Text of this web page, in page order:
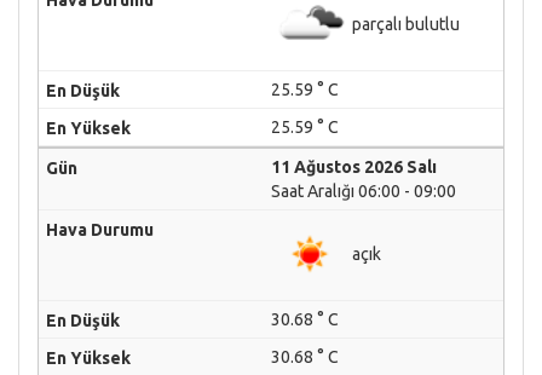
parçalı bulutlu
25.59 ° C
25.59 ° C
11 Ağustos 2026 Salı
Saat Aralığı 06:00 - 09:00
açık
30.68 ° C
30.68 ° C